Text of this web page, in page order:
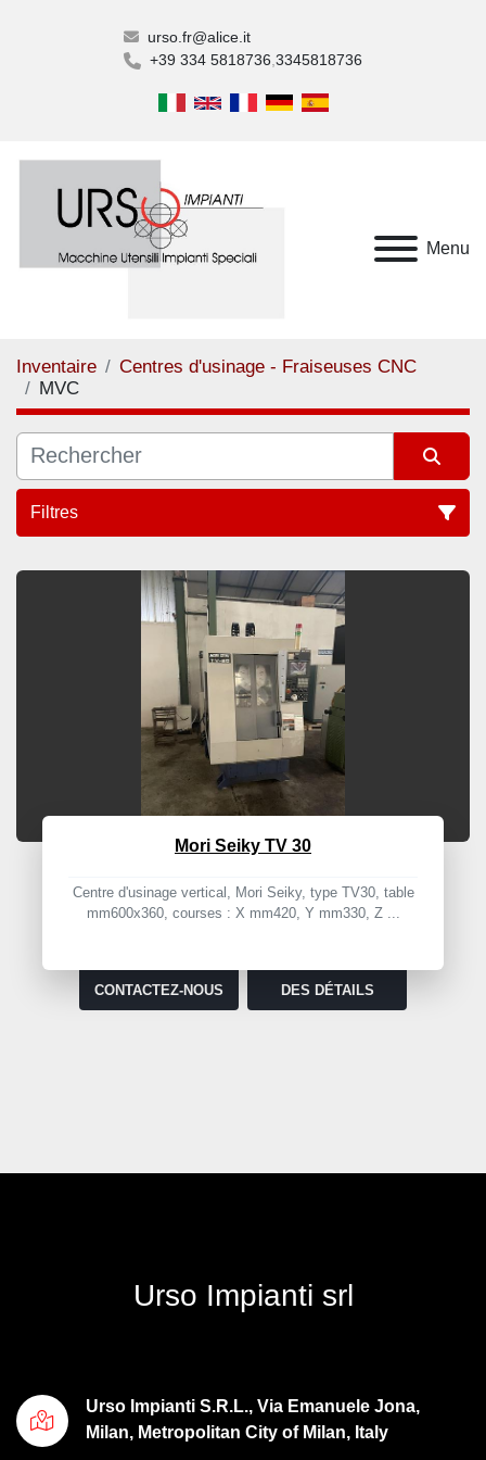
urso.fr@alice.it
+39 334 5818736 3345818736
Menu
Inventaire
Centres d'usinage - Fraiseuses CNC
MVC
Filtres
MVC (1)
Trier par
Mori Seiky TV 30
Centre d'usinage vertical, Mori Seiky, type TV30, table
mm600x360, courses : X mm420, Y mm330, Z ...
CONTACTEZ-NOUS DES DÉTAILS
Urso Impianti srl
Urso Impianti S.R.L., Via Emanuele Jona,
Milan, Metropolitan City of Milan, Italy